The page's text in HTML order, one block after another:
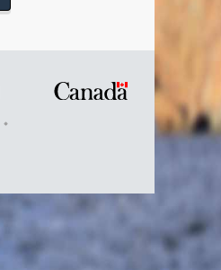
Symbole
Canada